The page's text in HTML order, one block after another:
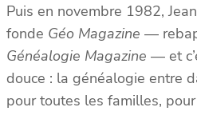
Puis en novembre 1982,
fonde Géo Magazine —
Généalogie Magazine — et
douce : la généalogie entre
pour toutes les familles,